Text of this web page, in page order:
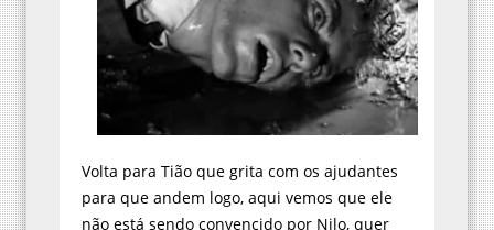
Volta para Tião que grita com os ajudantes
para que andem logo, aqui vemos que ele
não está sendo convencido por Nilo, quer